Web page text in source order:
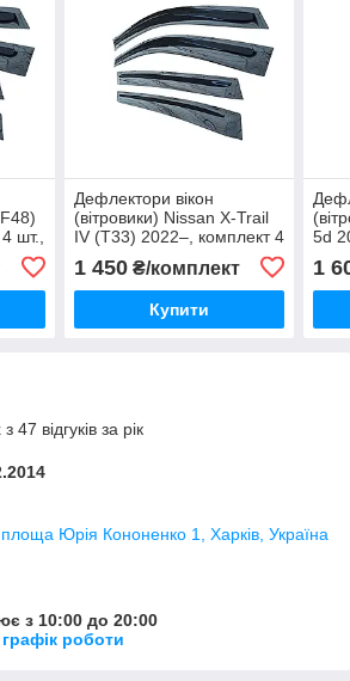
шт.,
Дефлектори вікон
(вітровики) Nissan X-Trail
IV (T33) 2022–, комплект 4
1 450₴/комплект
Купити
5d
1
47 відгуків за рік
Юрія Кононенко 1, Харків, Україна
з 10:00 до 20:00
роботи